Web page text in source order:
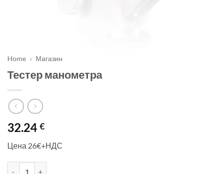
Home » Магазин
Тестер манометра
32.24 €
Цена 26€+НДС